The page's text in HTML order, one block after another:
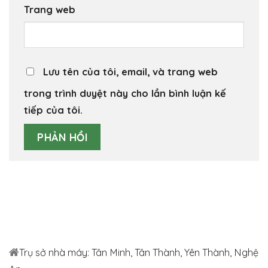
Trang web
Lưu tên của tôi, email, và trang web
trong trình duyệt này cho lần bình luận kế
tiếp của tôi.
Trụ sở nhà máy: Tân Minh, Tân Thành, Yên Thành, Nghệ